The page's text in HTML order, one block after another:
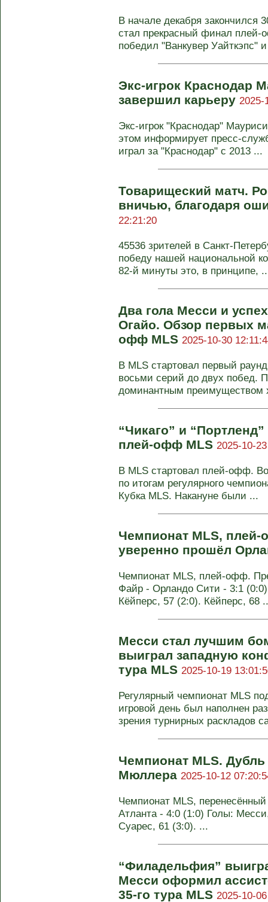
В начале декабря закончился
стал прекрасный финал
победил "Ванкувер Уайткэпс"
Экс-игрок Краснодар
завершил карьеру 2025-
Экс-игрок "Краснодар"
этом информирует пресс-
играл за "Краснодар" с 2013 ...
Товарищеский матч.
вничью, благодаря
22:21:20
45536 зрителей в Санкт-
победу нашей национальной
82-й минуты это, в принципе,
Два гола Месси и
Огайо. Обзор первых
офф MLS 2025-10-30
В MLS стартовал первый
восьми серий до двух побед.
доминантным преимуществом
“Чикаго” и
плей-офф MLS 2025-10-
В MLS стартовал плей-офф.
по итогам регулярного
Кубка MLS. Накануне были ...
Чемпионат MLS,
уверенно прошёл
Чемпионат MLS, плей-офф.
Файр - Орландо Сити - 3:1
Кёйперс, 57 (2:0). Кёйперс, 68
Месси стал лучшим
выиграл западную
тура MLS 2025-10-19
Регулярный чемпионат MLS
игровой день был наполнен
зрения турнирных раскладов
Чемпионат MLS.
Мюллера 2025-10-12
Чемпионат MLS,
Атланта - 4:0 (1:0) Голы:
Суарес, 61 (3:0). ...
“Филадельфия”
Месси оформил
35-го тура MLS 2025-10-